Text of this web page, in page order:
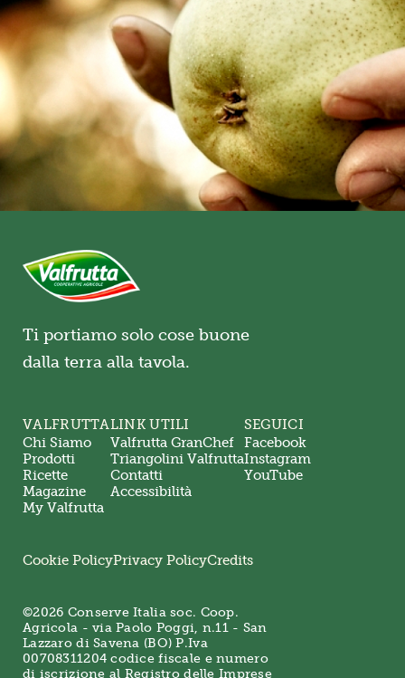
Ti portiamo solo cose buone
dalla terra alla tavola.
VALFRUTTA
Chi Siamo
Prodotti
Ricette
Magazine
My Valfrutta
LINK UTILI
Valfrutta GranChef
Triangolini Valfrutta
Contatti
Accessibilità
SEGUICI
Facebook
Instagram
YouTube
©2026 Conserve Italia soc. Coop.
Agricola - via Paolo Poggi, n.11 - San
Lazzaro di Savena (BO) P.Iva
00708311204 codice fiscale e numero
di iscrizione al Registro delle Imprese
Cookie PolicyPrivacy PolicyCredits